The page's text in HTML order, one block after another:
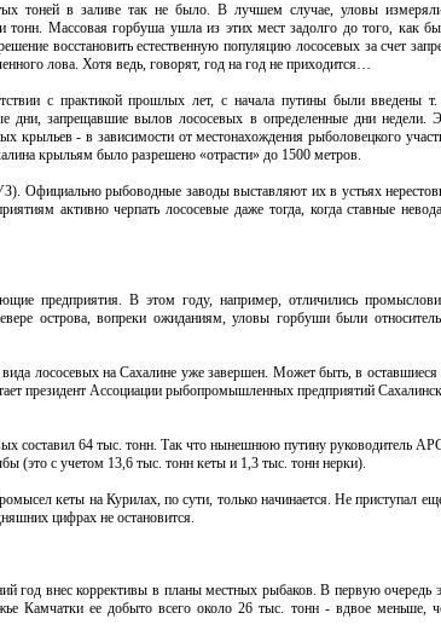
тоней в заливе так не было. В лучшем случае, уловы
тонн. Массовая горбуша ушла из этих мест задолго до того, как
восстановить естественную популяцию лососевых за счет
лова. Хотя ведь, говорят, год на год не приходится…
с практикой прошлых лет, с начала путины были введены
дни, запрещавшие вылов лососевых в определенные дни недели.
крыльев - в зависимости от местонахождения рыболовецкого
крыльям было разрешено «отрасти» до 1500 метров.
Официально рыбоводные заводы выставляют их в устьях
активно черпать лососевые даже тогда, когда ставные
предприятия. В этом году, например, отличились
острова, вопреки ожиданиям, уловы горбуши были
лососевых на Сахалине уже завершен. Может быть, в оставшиеся
президент Ассоциации рыбопромышленных предприятий
составил 64 тыс. тонн. Так что нынешнюю путину руководитель
(это с учетом 13,6 тыс. тонн кеты и 1,3 тыс. тонн нерки).
кеты на Курилах, по сути, только начинается. Не приступал
цифрах не остановится.
год внес коррективы в планы местных рыбаков. В первую очередь
Камчатки ее добыто всего около 26 тыс. тонн - вдвое меньше,